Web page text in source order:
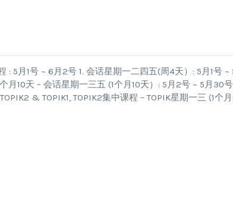
5月1号 ~ 6月2号 1. 会话星期一二四五(周4天）: 5月1号 ~
月10天 – 会话星期一三五 (1个月10天）: 5月2号 ~ 5月30
& TOPIK1, TOPIK2集中课程 – TOPIK星期一三 (1个